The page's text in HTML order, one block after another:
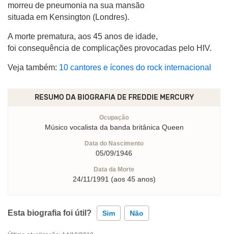
morreu de pneumonia na sua mansão
situada em Kensington (Londres).
A morte prematura, aos 45 anos de idade,
foi consequência de complicações provocadas pelo HIV.
Veja também: 10 cantores e ícones do rock internacional
RESUMO DA BIOGRAFIA DE FREDDIE MERCURY
Ocupação
Músico vocalista da banda britânica Queen
Data do Nascimento
05/09/1946
Data da Morte
24/11/1991 (aos 45 anos)
Esta biografia foi útil? Sim Não